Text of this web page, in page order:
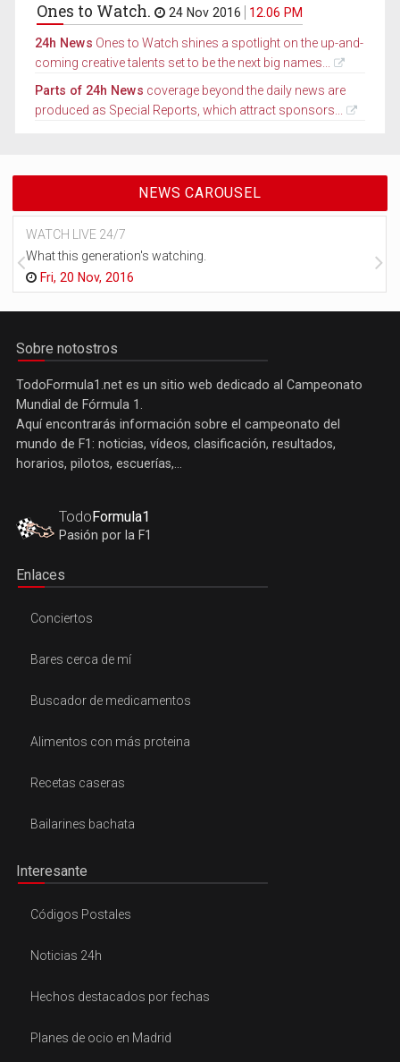
Ones to Watch. 24 Nov 2016 12.06 PM
24h News Ones to Watch shines a spotlight on the up-and-
coming creative talents set to be the next big names...
Parts of 24h News coverage beyond the daily news are
produced as Special Reports, which attract sponsors...
NEWS CAROUSEL
WATCH LIVE 24/7
What this generation's watching.
Fri, 20 Nov, 2016
Sobre notostros
TodoFormula1.net es un sitio web dedicado al Campeonato
Mundial de Fórmula 1.
Aquí encontrarás información sobre el campeonato del
mundo de F1: noticias, vídeos, clasificación, resultados,
horarios, pilotos, escuerías,...
TodoFormula1
Pasión por la F1
Enlaces
Conciertos
Bares cerca de mí
Buscador de medicamentos
Alimentos con más proteina
Recetas caseras
Bailarines bachata
Interesante
Códigos Postales
Noticias 24h
Hechos destacados por fechas
Planes de ocio en Madrid